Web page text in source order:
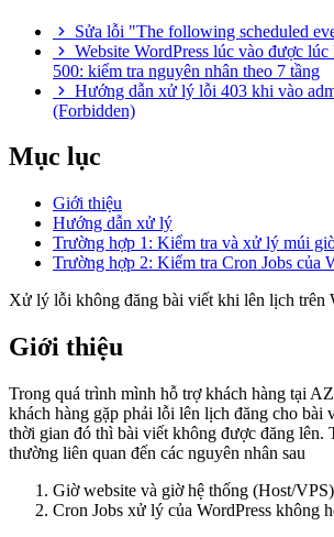
Sửa lỗi "The following scheduled
Website WordPress lúc vào được
500: kiểm tra nguyên nhân theo 7 tầng
Hướng dẫn xử lý lỗi 403 khi vào
(Forbidden)
Mục lục
Giới thiệu
Hướng dẫn xử lý
Trường hợp 1: Kiểm tra và xử lý múi
Trường hợp 2: Kiểm tra Cron Jobs của
Xử lý lỗi không đăng bài viết khi lên lịch trên
Giới thiệu
Trong quá trình mình hỗ trợ khách hàng tại
khách hàng gặp phải lỗi lên lịch đăng cho bài
thời gian đó thì bài viết không được đăng lên.
thường liên quan đến các nguyên nhân sau
Giờ website và giờ hệ thống (Host/
Cron Jobs xử lý của WordPress không